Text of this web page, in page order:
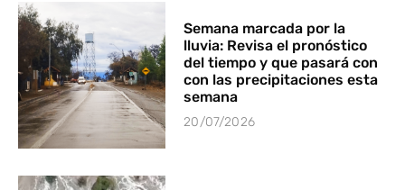
Semana marcada por la
lluvia: Revisa el pronóstico
del tiempo y que pasará con
con las precipitaciones esta
semana
20/07/2026